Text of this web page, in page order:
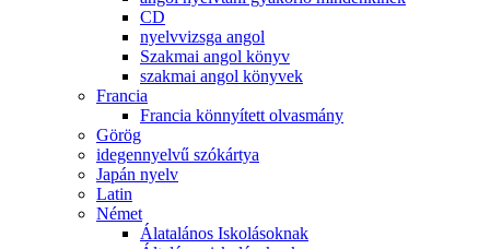
CD
nyelvvizsga angol
Szakmai angol könyv
szakmai angol könyvek
Francia
Francia könnyített olvasmány
Görög
idegennyelvű szókártya
Japán nyelv
Latin
Német
Álatalános Iskolásoknak